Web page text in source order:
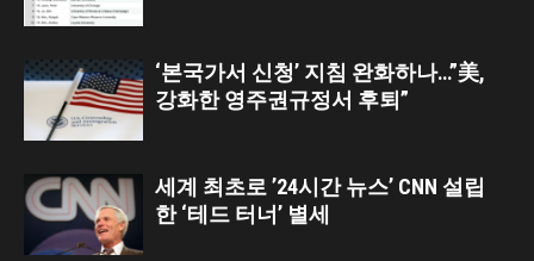
‘본국가서 신청’ 지침 완화하나…”美,
강화한 영주권규정서 후퇴”
세계 최초로 ’24시간 뉴스’ CNN 설립
한 ‘테드 터너’ 별세